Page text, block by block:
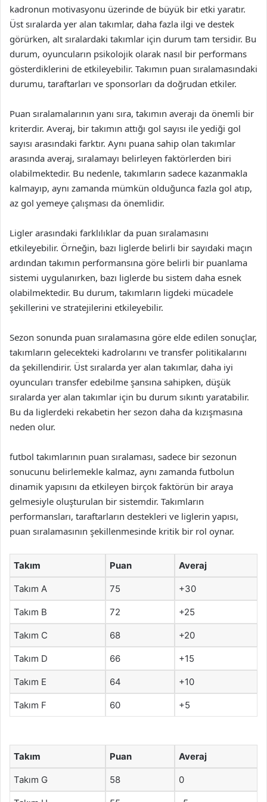
kadronun motivasyonu üzerinde de büyük bir etki yaratır.
Üst sıralarda yer alan takımlar, daha fazla ilgi ve destek
görürken, alt sıralardaki takımlar için durum tam tersidir. Bu
durum, oyuncuların psikolojik olarak nasıl bir performans
gösterdiklerini de etkileyebilir. Takımın puan sıralamasındaki
durumu, taraftarları ve sponsorları da doğrudan etkiler.
Puan sıralamalarının yanı sıra, takımın averajı da önemli bir
kriterdir. Averaj, bir takımın attığı gol sayısı ile yediği gol
sayısı arasındaki farktır. Aynı puana sahip olan takımlar
arasında averaj, sıralamayı belirleyen faktörlerden biri
olabilmektedir. Bu nedenle, takımların sadece kazanmakla
kalmayıp, aynı zamanda mümkün olduğunca fazla gol atıp,
az gol yemeye çalışması da önemlidir.
Ligler arasındaki farklılıklar da puan sıralamasını
etkileyebilir. Örneğin, bazı liglerde belirli bir sayıdaki maçın
ardından takımın performansına göre belirli bir puanlama
sistemi uygulanırken, bazı liglerde bu sistem daha esnek
olabilmektedir. Bu durum, takımların ligdeki mücadele
şekillerini ve stratejilerini etkileyebilir.
Sezon sonunda puan sıralamasına göre elde edilen sonuçlar,
takımların gelecekteki kadrolarını ve transfer politikalarını
da şekillendirir. Üst sıralarda yer alan takımlar, daha iyi
oyuncuları transfer edebilme şansına sahipken, düşük
sıralarda yer alan takımlar için bu durum sıkıntı yaratabilir.
Bu da liglerdeki rekabetin her sezon daha da kızışmasına
neden olur.
futbol takımlarının puan sıralaması, sadece bir sezonun
sonucunu belirlemekle kalmaz, aynı zamanda futbolun
dinamik yapısını da etkileyen birçok faktörün bir araya
gelmesiyle oluşturulan bir sistemdir. Takımların
performansları, taraftarların destekleri ve liglerin yapısı,
puan sıralamasının şekillenmesinde kritik bir rol oynar.
Takım Puan Averaj
Takım A 75 +30
Takım B 72 +25
Takım C 68 +20
Takım D 66 +15
Takım E 64 +10
Takım F 60 +5
Takım Puan Averaj
Takım G 58 0